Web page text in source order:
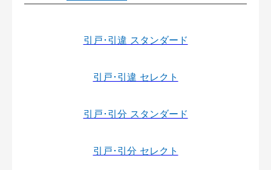
引戸･引違 スタンダード
引戸･引違 セレクト
引戸･引分 スタンダード
引戸･引分 セレクト